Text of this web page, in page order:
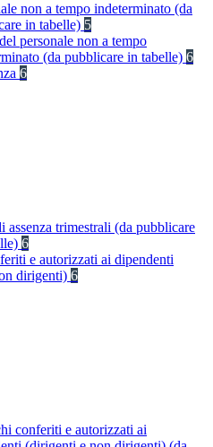
non a tempo indeterminato (da
in tabelle) 5
personale non a tempo
(da pubblicare in tabelle) 6
6
assenza trimestrali (da pubblicare
6
e autorizzati ai dipendenti
dirigenti) 6
conferiti e autorizzati ai